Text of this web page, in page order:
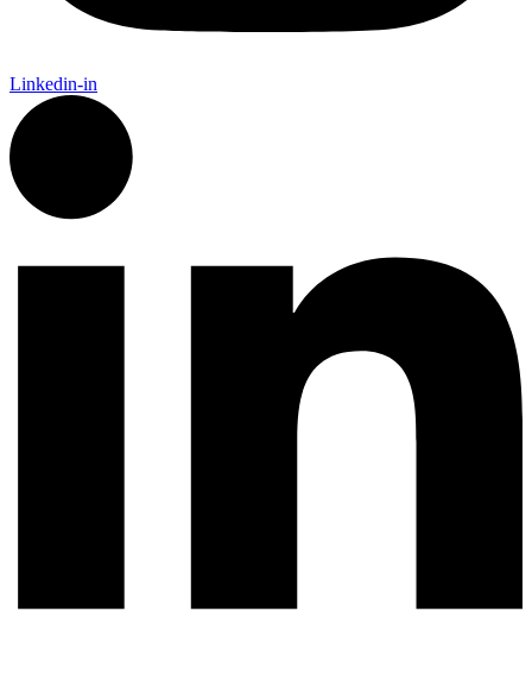
Linkedin-in